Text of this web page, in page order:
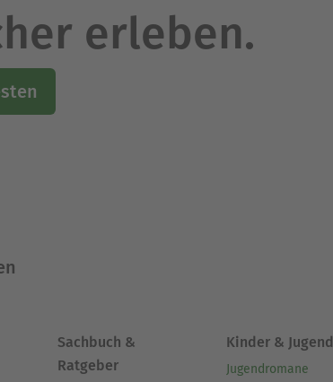
erleben.
Sachbuch &
Ratgeber
Kinder & Jugend
Jugendromane